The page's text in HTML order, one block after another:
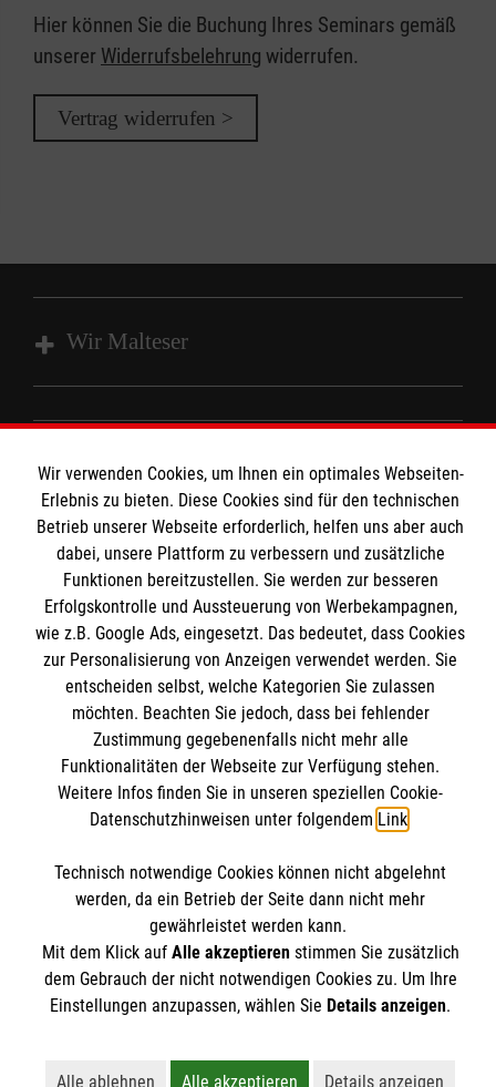
Hier können Sie die Buchung Ihres Seminars gemäß
unserer Widerrufsbelehrung widerrufen.
Vertrag widerrufen >
Wir Malteser
Unsere Kurse
Wir Malteser
Informationen
Downloads
Kontakt
Impressum
Datenschutz
Barrierefreiheit
Malteser online
Malteserorden
Malteser International
Mediathek
Sharepoint
Spendenkonto
Empfänger: Malteser Hilfsdienst e.V.
IBAN: DE103 7060 120 120 120 0001 2
Soziale Netzwerke
Der Malteser Hilfsdienst e.V. ist als eingetragene
gemeinnützige Organisation von der Körperschaft- und
Gewerbesteuer befreit.
Wir verwenden Cookies, um Ihnen ein optimales Webseiten-
Erlebnis zu bieten. Diese Cookies sind für den technischen
Betrieb unserer Webseite erforderlich, helfen uns aber auch
dabei, unsere Plattform zu verbessern und zusätzliche
Funktionen bereitzustellen. Sie werden zur besseren
Erfolgskontrolle und Aussteuerung von Werbekampagnen,
wie z.B. Google Ads, eingesetzt. Das bedeutet, dass Cookies
zur Personalisierung von Anzeigen verwendet werden. Sie
entscheiden selbst, welche Kategorien Sie zulassen
möchten. Beachten Sie jedoch, dass bei fehlender
Zustimmung gegebenenfalls nicht mehr alle
Funktionalitäten der Webseite zur Verfügung stehen.
Weitere Infos finden Sie in unseren speziellen Cookie-
Datenschutzhinweisen unter folgendem Link.
Technisch notwendige Cookies können nicht abgelehnt
werden, da ein Betrieb der Seite dann nicht mehr
gewährleistet werden kann.
Mit dem Klick auf Alle akzeptierenstimmen Sie zusätzlich
dem Gebrauch der nicht notwendigen Cookies zu. Um Ihre
Einstellungen anzupassen, wählen Sie Details anzeigen.
Alle ablehnen Alle akzeptieren Details anzeigen